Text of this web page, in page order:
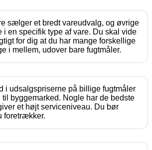
sælger et bredt vareudvalg, og øvrige
i en specifik type af vare. Du skal vide
for dig at du har mange forskellige
i mellem, udover bare fugtmåler.
i udsalgspriserne på billige fugtmåler
til byggemarked. Nogle har de bedste
et højt serviceniveau. Du bør
foretrækker.